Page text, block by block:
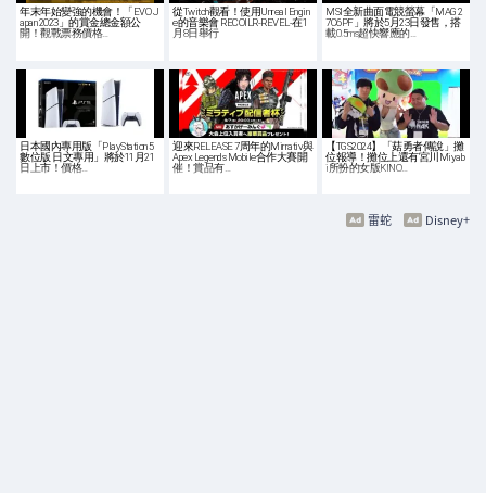
年末年始變強的機會！「EVO J
apan 2023」的賞金總金額公
開！觀戰票務價格…
從Twitch觀看！使用Unreal Engin
e的音樂會 RECOILR-REVEL-在1
月8日舉行
MSI全新曲面電競螢幕「MAG 2
7C6PF」將於5月23日發售，搭
載0.5ms超快響應的…
日本國內專用版「PlayStation 5
數位版 日文專用」將於11月21
日上市！價格…
迎來RELEASE 7周年的Mirrativ與
Apex Legends Mobile合作大賽開
催！賞品有…
【TGS2024】「菇勇者傳說」攤
位報導！攤位上還有宮川Miyab
i所扮的女版KINO…
Disney+
雷蛇